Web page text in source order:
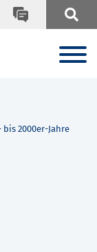
2000er-Jahre